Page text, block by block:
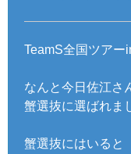
TeamS全国ツア
なんと今日佐江さ
蟹選抜に選ばれま
蟹選抜にはいると